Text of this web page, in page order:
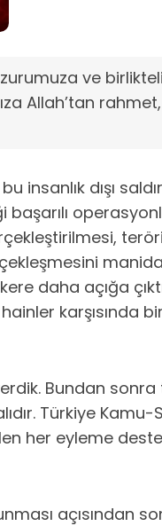
ve
Allah’tan
insanlık dışı
daha açığa
Bundan
Türkiye
her eyleme
açısından